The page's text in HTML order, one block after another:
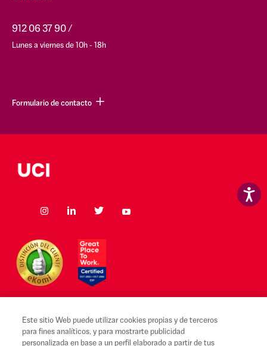
912 06 37 90
Lunes a viernes de 10h - 18h
Formulario de contacto
Aviso legal y Condiciones de uso
Este sitio Web puede utilizar cookies propias y de terceros
para fines analíticos, y para mostrarte publicidad
personalizada en base a un perfil elaborado a partir de tus